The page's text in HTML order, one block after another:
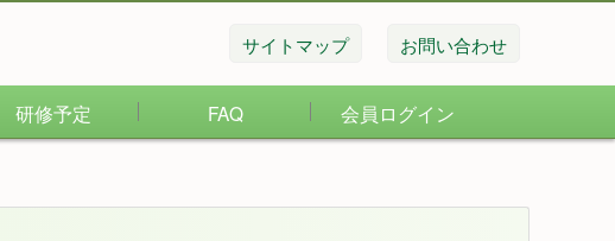
サイトマップ お問い合わせ
研修予定 FAQ 会員ログイン